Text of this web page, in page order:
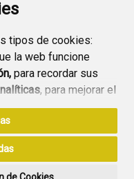
tipos de cookies:
la web funcione
para recordar sus
, para mejorar el
todas”
Si pulsa el botón